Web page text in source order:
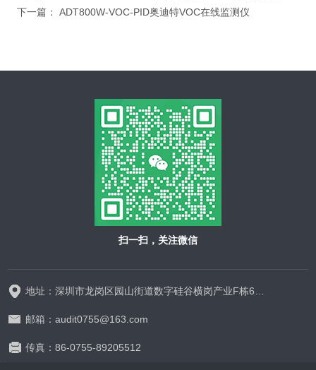
下一篇： ADT800W-VOC-PID奥迪特VOC在线监测仪
扫一扫，关注微信
邮箱：audit0755@163.com
传真：86-0755-89205512